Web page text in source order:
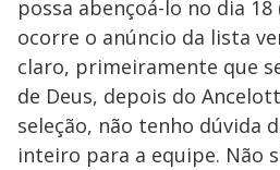
possa abençoá-lo no dia
ocorre o anúncio da lista
claro, primeiramente que
de Deus, depois do
seleção, não tenho dúvida
inteiro para a equipe. Não